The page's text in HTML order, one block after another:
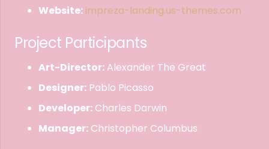
Website:impreza-landing.us-themes.com
Project Participants
Art-Director: Alexander The Great
Designer: Pablo Picasso
Developer: Charles Darwin
Manager: Christopher Columbus